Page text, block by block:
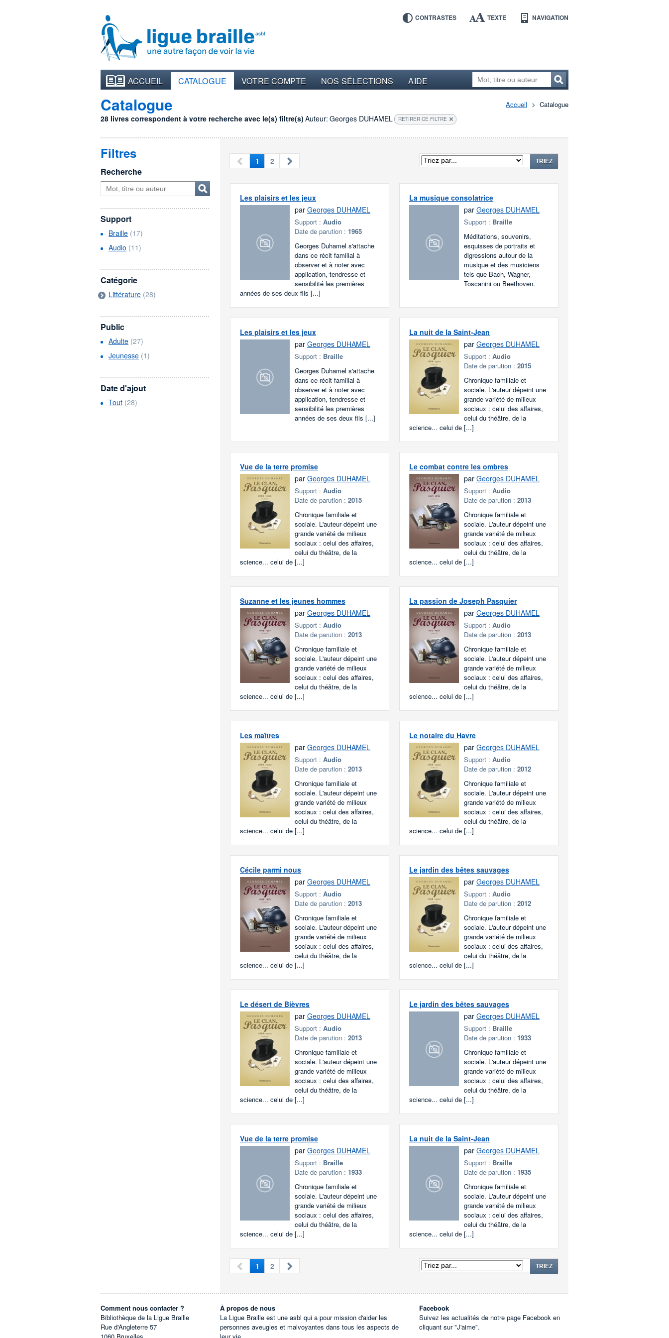
CONTRASTES TEXTE NAVIGATION
ACCUEIL CATALOGUE VOTRE COMPTE NOS SÉLECTIONS AIDE
Accueil Catalogue
Catalogue
28 livres correspondent à votre recherche avec le(s) filtre(s) Auteur: Georges DUHAMEL RETIRER CE FILTRE
1 2 TRIEZ
Les plaisirs et les jeux
parGeorges DUHAMEL
Support :Audio
Date de parution : 1965
Georges Duhamel s'attache
dans ce récit familial à
observer et à noter avec
application, tendresse et
sensibilité les premières
années de ses deux fils [...]
La musique consolatrice
par Georges DUHAMEL
Support : Braille
Méditations, souvenirs,
esquisses de portraits et
digressions autour de la
musique et des musiciens
tels que Bach, Wagner,
Toscanini ou Beethoven.
Les plaisirs et les jeux
parGeorges DUHAMEL
Support : Braille
Georges Duhamel s'attache
dans ce récit familial à
observer et à noter avec
application, tendresse et
sensibilité les premières
années de ses deux fils [...]
La nuit de la Saint-Jean
par Georges DUHAMEL
Support : Audio
Date de parution : 2015
Chronique familiale et
sociale. L'auteur dépeint une
grande variété de milieux
sociaux : celui des affaires,
celui du théâtre, de la
science... celui de [...]
Vue de la terre promise
parGeorges DUHAMEL
Support :Audio
Date de parution :2015
Chronique familiale et
sociale. L'auteur dépeint une
grande variété de milieux
sociaux : celui des affaires,
celui du théâtre, de la
science... celui de [...]
Le combat contre les ombres
par Georges DUHAMEL
Support : Audio
Date de parution : 2013
Chronique familiale et
sociale. L'auteur dépeint une
grande variété de milieux
sociaux : celui des affaires,
celui du théâtre, de la
science... celui de [...]
Suzanne et les jeunes hommes
parGeorges DUHAMEL
Support :Audio
Date de parution :2013
Chronique familiale et
sociale. L'auteur dépeint une
grande variété de milieux
sociaux : celui des affaires,
celui du théâtre, de la
science... celui de [...]
La passion de Joseph Pasquier
par Georges DUHAMEL
Support : Audio
Date de parution : 2013
Chronique familiale et
sociale. L'auteur dépeint une
grande variété de milieux
sociaux : celui des affaires,
celui du théâtre, de la
science... celui de [...]
Les maîtres
parGeorges DUHAMEL
Support :Audio
Date de parution :2013
Chronique familiale et
sociale. L'auteur dépeint une
grande variété de milieux
sociaux : celui des affaires,
celui du théâtre, de la
science... celui de [...]
Le notaire du Havre
par Georges DUHAMEL
Support : Audio
Date de parution : 2012
Chronique familiale et
sociale. L'auteur dépeint une
grande variété de milieux
sociaux : celui des affaires,
celui du théâtre, de la
science... celui de [...]
Cécile parmi nous
parGeorges DUHAMEL
Support :Audio
Date de parution :2013
Chronique familiale et
sociale. L'auteur dépeint une
grande variété de milieux
sociaux : celui des affaires,
celui du théâtre, de la
science... celui de [...]
Le jardin des bêtes sauvages
par Georges DUHAMEL
Support : Audio
Date de parution : 2012
Chronique familiale et
sociale. L'auteur dépeint une
grande variété de milieux
sociaux : celui des affaires,
celui du théâtre, de la
science... celui de [...]
Le désert de Bièvres
parGeorges DUHAMEL
Support :Audio
Date de parution :2013
Chronique familiale et
sociale. L'auteur dépeint une
grande variété de milieux
sociaux : celui des affaires,
celui du théâtre, de la
science... celui de [...]
Le jardin des bêtes sauvages
par Georges DUHAMEL
Support : Braille
Date de parution : 1933
Chronique familiale et
sociale. L'auteur dépeint une
grande variété de milieux
sociaux : celui des affaires,
celui du théâtre, de la
science... celui de [...]
Vue de la terre promise
parGeorges DUHAMEL
Support : Braille
Date de parution : 1933
Chronique familiale et
sociale. L'auteur dépeint une
grande variété de milieux
sociaux : celui des affaires,
celui du théâtre, de la
science... celui de [...]
La nuit de la Saint-Jean
par Georges DUHAMEL
Support : Braille
Date de parution : 1935
Chronique familiale et
sociale. L'auteur dépeint une
grande variété de milieux
sociaux : celui des affaires,
celui du théâtre, de la
science... celui de [...]
1 2 TRIEZ
Filtres
Recherche
Support
Braille (17)
Audio (11)
Catégorie
Littérature (28)
Public
Adulte (27)
Jeunesse (1)
Date d'ajout
Tout (28)
Comment nous contacter ?
Bibliothèque de la Ligue Braille
Rue d'Angleterre 57
À propos de nous
La Ligue Braille est une asbl qui a pour mission d'aider les
personnes aveugles et malvoyantes dans tous les aspects de
Facebook
Suivez les actualités de notre page Facebook en
cliquant sur "J'aime".